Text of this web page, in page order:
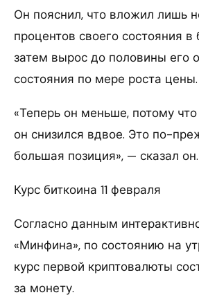
Он пояснил, что вложил лишь
процентов своего состояния в
затем вырос до половины его
состояния по мере роста цены.
«Теперь он меньше, потому
он снизился вдвое. Это по-
большая позиция», — сказал он.
Курс биткоина 11 февраля
Согласно данным
«Минфина», по состоянию на
курс первой криптовалюты
за монету.